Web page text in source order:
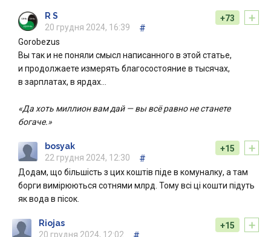
+
+73
R S
20 грудня 2024, 16:39
#
Gorobezus
Вы так и не поняли смысл написанного в этой статье,
и продолжаете измерять благосостояние в тысячах,
в зарплатах, в ярдах…
«Да хоть миллион вам дай — вы всё равно не станете
богаче.»
+
+15
bosyak
22 грудня 2024, 12:30
#
Додам, що більшість з цих коштів піде в комуналку, а там
борги вимірюються сотнями млрд. Тому всі ці кошти підуть
як вода в пісок.
+
+15
Riojas
20 грудня 2024, 12:02